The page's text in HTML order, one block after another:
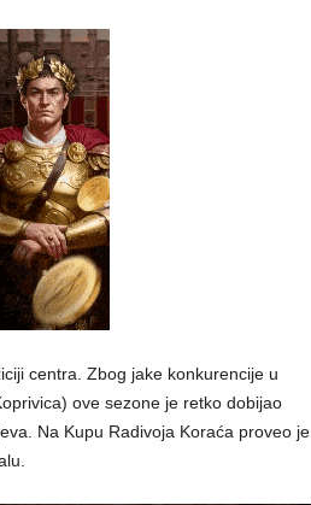
centra. Zbog jake konkurencije u
ove sezone je retko dobijao
Na Kupu Radivoja Koraća proveo je